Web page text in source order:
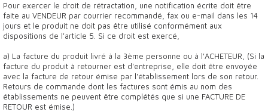
Pour exercer le droit de rétractation, une notification écrite doit être
faite au VENDEUR par courrier recommandé, fax ou e-mail dans les 14
jours et le produit ne doit pas être utilisé conformément aux
dispositions de l'article 5. Si ce droit est exercé,
a) La facture du produit livré à la 3ème personne ou à l'ACHETEUR, (Si la
facture du produit à retourner est d'entreprise, elle doit être envoyée
avec la facture de retour émise par l'établissement lors de son retour.
Retours de commande dont les factures sont émis au nom des
établissements ne peuvent être complétés que si une FACTURE DE
RETOUR est émise.)